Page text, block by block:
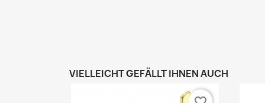
VIELLEICHT GEFÄLLT IHNEN AUCH